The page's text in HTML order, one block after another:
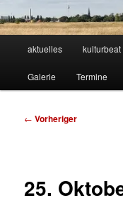
aktuelles kulturbeat
Galerie Termine
Beitragsnavigation
← Vorheriger
25.